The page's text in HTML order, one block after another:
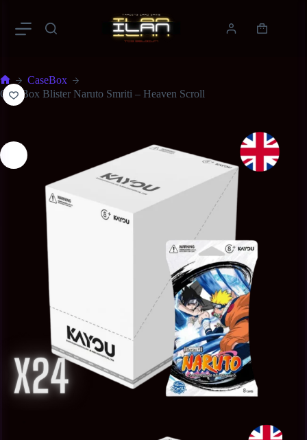
CaseBox
CaseBox Blister Naruto Smriti – Heaven Scroll